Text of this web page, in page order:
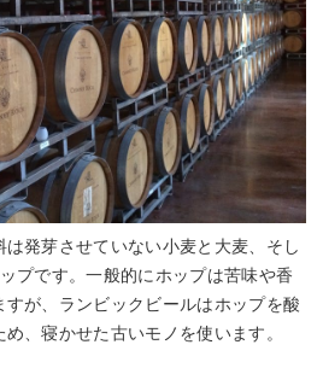
発芽させていない小麦と大麦、そし
プです。一般的にホップは苦味や香
すが、ランビックビールはホップを酸
、寝かせた古いモノを使います。